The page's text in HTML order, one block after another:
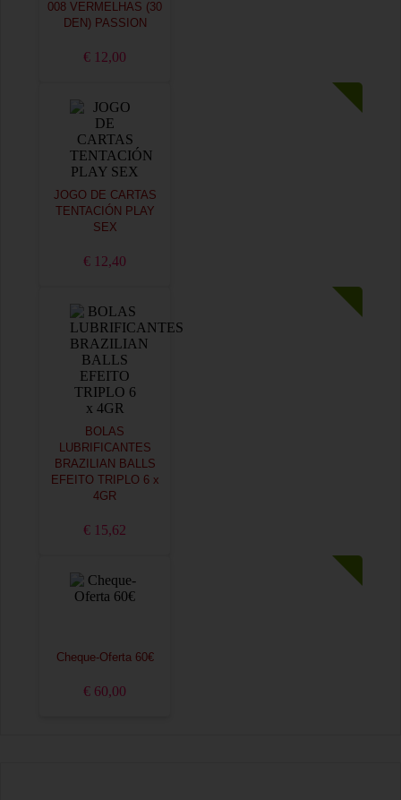
008 VERMELHAS (30
DEN) PASSION
€ 12,00
JOGO DE CARTAS
TENTACIÓN PLAY
SEX
€ 12,40
BOLAS
LUBRIFICANTES
BRAZILIAN BALLS
EFEITO TRIPLO 6 x
4GR
€ 15,62
Cheque-Oferta 60€
€ 60,00